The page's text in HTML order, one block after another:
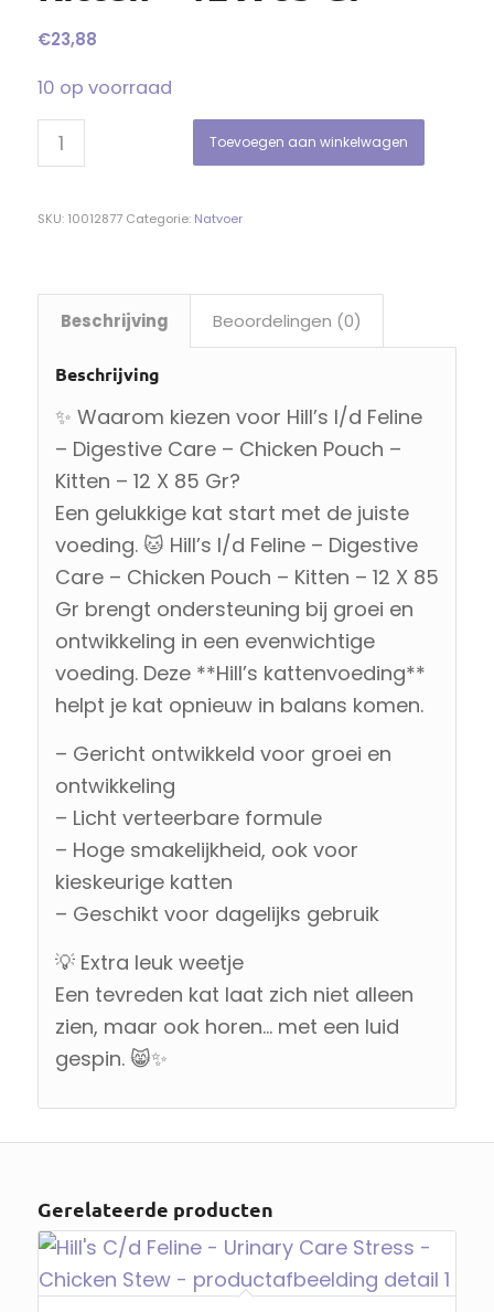
€23,88
10 op voorraad
Toevoegen aan winkelwagen
SKU: 10012877 Categorie: Natvoer
Beschrijving Beoordelingen (0)
Beschrijving
✨ Waarom kiezen voor Hill’s I/d Feline
– Digestive Care – Chicken Pouch –
Kitten – 12 X 85 Gr?
Een gelukkige kat start met de juiste
voeding. 🐱 Hill’s I/d Feline – Digestive
Care – Chicken Pouch – Kitten – 12 X 85
Gr brengt ondersteuning bij groei en
ontwikkeling in een evenwichtige
voeding. Deze **Hill’s kattenvoeding**
helpt je kat opnieuw in balans komen.
– Gericht ontwikkeld voor groei en
ontwikkeling
– Licht verteerbare formule
– Hoge smakelijkheid, ook voor
kieskeurige katten
– Geschikt voor dagelijks gebruik
💡 Extra leuk weetje
Een tevreden kat laat zich niet alleen
zien, maar ook horen… met een luid
gespin. 😸✨
Gerelateerde producten